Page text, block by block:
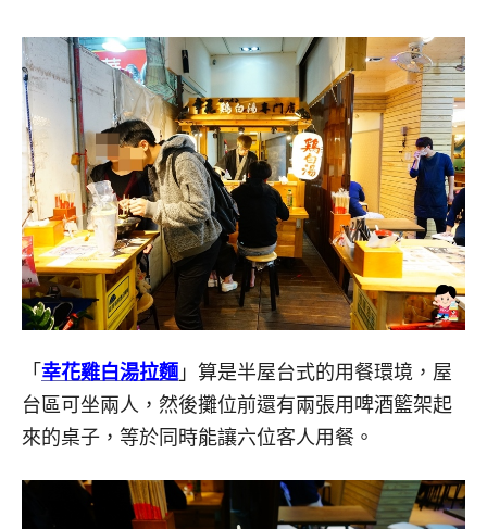
「 幸花雞白湯拉麵」算是半屋台式的用餐環境，屋
台區可坐兩人，然後攤位前還有兩張用啤酒籃架起
來的桌子，等於同時能讓六位客人用餐。